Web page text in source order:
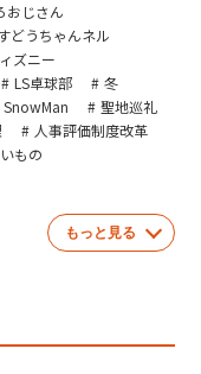
おじさん
どうちゃんネル
ズニー
LS卓球部
冬
SnowMan
聖地巡礼
人事評価制度改革
もの
もっと見る